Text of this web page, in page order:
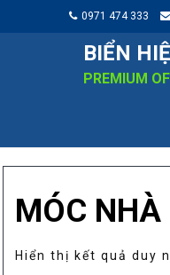
0971 474 333
BIỂN
PREMIUM
MÓC NHÀ
Hiển thị kết quả duy